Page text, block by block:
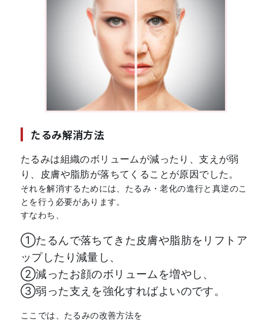
たるみ解消方法
たるみは組織のボリュームが減ったり、支えが弱
り、皮膚や脂肪が落ちてくることが原因でした。
それを解消するためには、たるみ・老化の進行と真逆のこ
とを行う必要があります。
すなわち、
①たるんで落ちてきた皮膚や脂肪をリフトア
ップしたり減量し、
②減ったお顔のボリュームを増やし、
③弱った支えを強化すればよいのです。
ここでは、たるみの改善方法を